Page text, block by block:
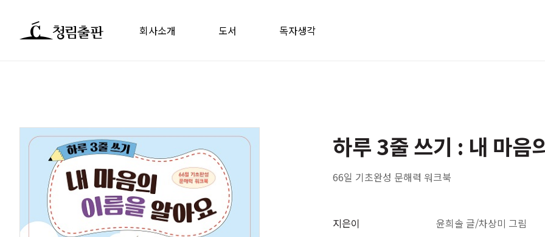
회사소개 도서 독자생각
하루 3줄 쓰기 : 내 마음
66일 기초완성 문해력 워크북
지은이
윤희솔 글/차상미 그림